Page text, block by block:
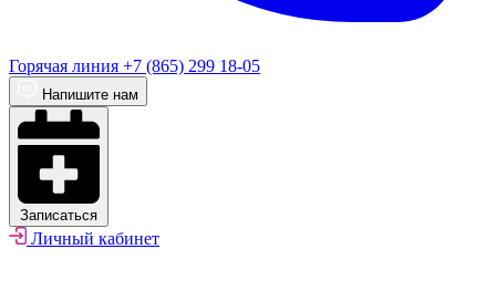
Горячая линия +7 (865) 299 18-05
Напишите нам
Записаться
Личный кабинет